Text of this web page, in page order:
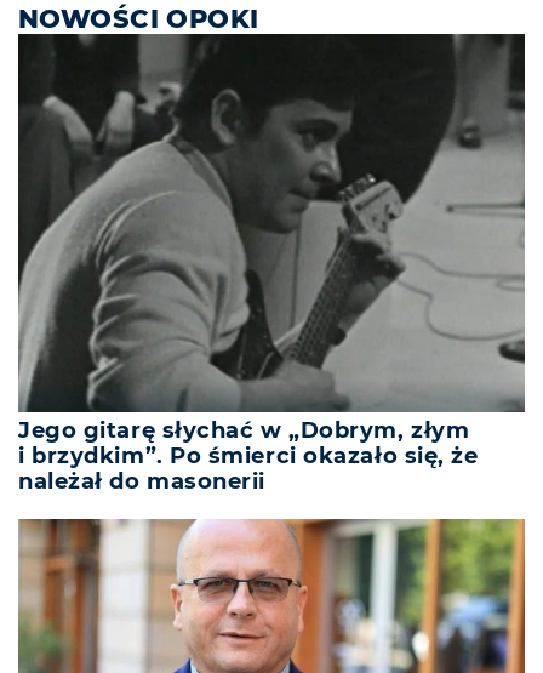
NOWOŚCI OPOKI
Jego gitarę słychać w „Dobrym, złym
i brzydkim”. Po śmierci okazało się, że
należał do masonerii